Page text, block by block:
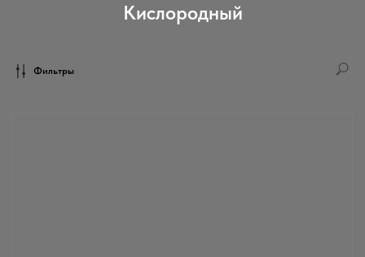
Кислородный
Фильтры